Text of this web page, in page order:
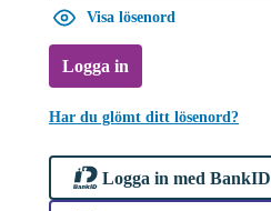
Visa lösenord
Logga in
Har du glömt ditt lösenord?
Logga in med BankID